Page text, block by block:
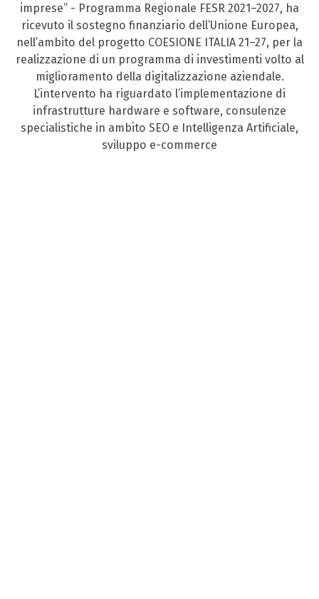
imprese” - Programma Regionale FESR 2021–2027, ha
ricevuto il sostegno finanziario dell’Unione Europea,
nell’ambito del progetto COESIONE ITALIA 21–27, per la
realizzazione di un programma di investimenti volto al
miglioramento della digitalizzazione aziendale.
L’intervento ha riguardato l’implementazione di
infrastrutture hardware e software, consulenze
specialistiche in ambito SEO e Intelligenza Artificiale,
sviluppo e-commerce